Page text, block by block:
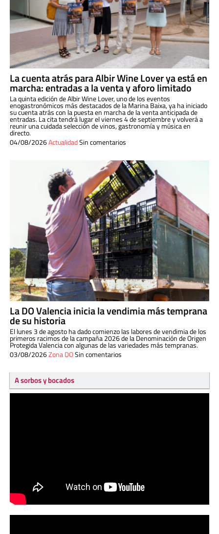
La cuenta atrás para Albir Wine Lover ya está en
marcha: entradas a la venta y aforo limitado
La quinta edición de Albir Wine Lover, uno de los eventos
enogastronómicos más destacados de la Marina Baixa, ya ha iniciado
su cuenta atrás con la puesta en marcha de la venta anticipada de
entradas. La cita tendrá lugar el viernes 4 de septiembre y volverá a
reunir una cuidada selección de vinos, gastronomía y música en
directo.
04/08/2026ActualidadSin comentarios
La DO Valencia inicia la vendimia más temprana
de su historia
El lunes 3 de agosto ha dado comienzo las labores de vendimia de los
primeros racimos de la campaña 2026 de la Denominación de Origen
Protegida Valencia con algunas de las variedades más tempranas.
03/08/2026Zona DOSin comentarios
A sorbos y bocados